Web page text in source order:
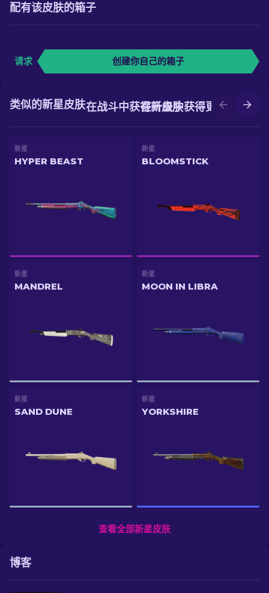
配有该皮肤的箱子
请求 创建你自己的箱子
在升级中获得更好的皮肤
在战斗中获得新皮肤
类似的新星皮肤
新星
HYPER BEAST
新星
BLOOMSTICK
新星
MANDREL
新星
MOON IN LIBRA
新星
SAND DUNE
新星
YORKSHIRE
查看全部新星皮肤
博客